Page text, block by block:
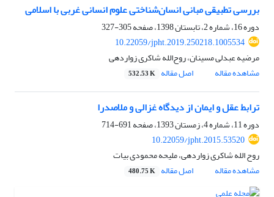
بررسی تطبیقی مبانی انسان‌شناختی علوم انسانی غربی با اسلامی
دوره 16، شماره 2، تابستان 1398، صفحه
305-327
10.22059/jpht.2019.250218.1005534
مرضیه عبدلی مسینان، روح‌الله شاکری زواردهی
مشاهده مقاله
اصل مقاله 532.53 K
ترابط عقل و ایمان از دیدگاه غزالی و ملاصدرا
دوره 11، شماره 4، زمستان 1393، صفحه
691-714
10.22059/jpht.2015.53520
روح الله شاکری زواردهی، ملیحه محمودی بیات
مشاهده مقاله
اصل مقاله 480.75 K